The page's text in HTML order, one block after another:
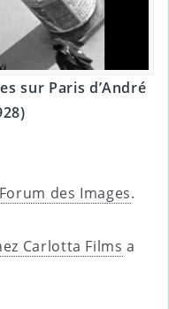
sur Paris d’André
Forum des Images.
Carlotta Films a